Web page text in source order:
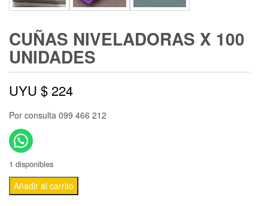
CUÑAS NIVELADORAS X 100
UNIDADES
UYU $224
Por consulta 099 466 212
1 disponibles
Añadir al carrito